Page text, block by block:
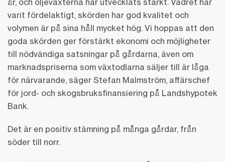
varit fördelaktigt, skörden har god kvalitet och
volymen är på sina håll mycket hög. Vi hoppas att den
goda skörden ger förstärkt ekonomi och möjligheter
till nödvändiga satsningar på gårdarna, även om
marknadspriserna som växtodlarna säljer till är låga
för närvarande, säger Stefan Malmström, affärschef
för jord- och skogsbruksfinansiering på Landshypotek
Bank.
Det är en positiv stämning på många gårdar, från
söder till norr.